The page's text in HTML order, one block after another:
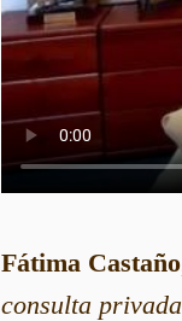
Fátima Castaño
consulta